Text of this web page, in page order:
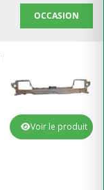
OCCASION
Voir le produit